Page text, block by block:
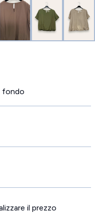
fondo
il prezzo